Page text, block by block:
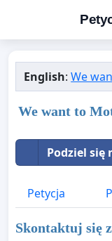
English:We
We want to
Podziel się
Petycja
Skontaktuj się